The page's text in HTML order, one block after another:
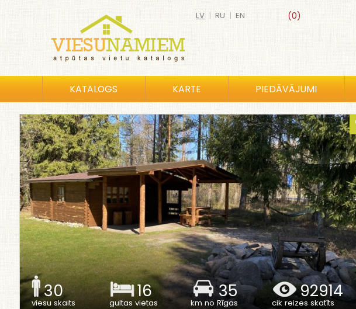
(0)
LV | RU | EN
KATALOGS KARTE PIEDĀVĀJUMI
30
viesu skaits
16
gultas vietas
35
km no Rīgas
92914
cik reizes skatīts